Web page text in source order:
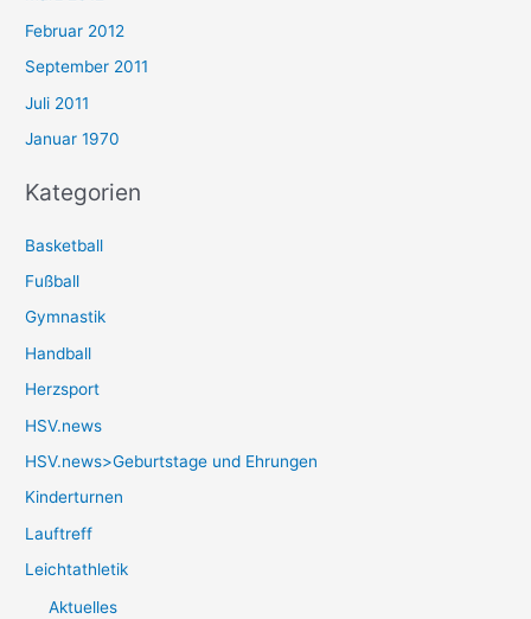
Februar 2012
September 2011
Juli 2011
Januar 1970
Kategorien
Basketball
Fußball
Gymnastik
Handball
Herzsport
HSV.news
HSV.news>Geburtstage und Ehrungen
Kinderturnen
Lauftreff
Leichtathletik
Aktuelles